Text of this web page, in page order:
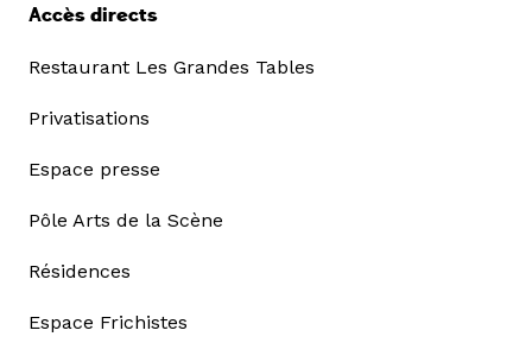
Accès directs
Restaurant Les Grandes Tables
Privatisations
Espace presse
Pôle Arts de la Scène
Résidences
Espace Frichistes